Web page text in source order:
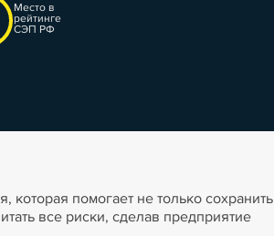
Место в
рейтинге
СЭП РФ
помогает не только сохранить
все риски, сделав предприятие